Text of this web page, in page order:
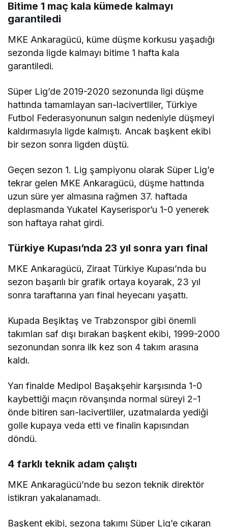
Bitime 1 maç kala kümede kalmayı
garantiledi
MKE Ankaragücü, küme düşme korkusu yaşadığı
sezonda ligde kalmayı bitime 1 hafta kala
garantiledi.
Süper Lig’de 2019-2020 sezonunda ligi düşme
hattında tamamlayan sarı-lacivertliler, Türkiye
Futbol Federasyonunun salgın nedeniyle düşmeyi
kaldırmasıyla ligde kalmıştı. Ancak başkent ekibi
bir sezon sonra ligden düştü.
Geçen sezon 1. Lig şampiyonu olarak Süper Lig’e
tekrar gelen MKE Ankaragücü, düşme hattında
uzun süre yer almasına rağmen 37. haftada
deplasmanda Yukatel Kayserispor’u 1-0 yenerek
son haftaya rahat girdi.
Türkiye Kupası’nda 23 yıl sonra yarı final
MKE Ankaragücü, Ziraat Türkiye Kupası’nda bu
sezon başarılı bir grafik ortaya koyarak, 23 yıl
sonra taraftarına yarı final heyecanı yaşattı.
Kupada Beşiktaş ve Trabzonspor gibi önemli
takımları saf dışı bırakan başkent ekibi, 1999-2000
sezonundan sonra ilk kez son 4 takım arasına
kaldı.
Yarı finalde Medipol Başakşehir karşısında 1-0
kaybettiği maçın rövanşında normal süreyi 2-1
önde bitiren sarı-lacivertliler, uzatmalarda yediği
golle kupaya veda etti ve finalin kapısından
döndü.
4 farklı teknik adam çalıştı
MKE Ankaragücü’nde bu sezon teknik direktör
istikrarı yakalanamadı.
Başkent ekibi, sezona takımı Süper Lig’e çıkaran